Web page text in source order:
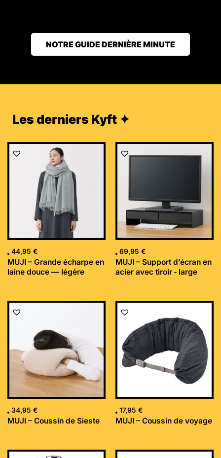
NOTRE GUIDE DERNIÈRE MINUTE
Les derniers Kyft ✦
44,95 €
MUJI – Grande écharpe en
laine douce — légère
69,95 €
MUJI – Support d’écran en
acier avec tiroir ‐ large
34,95 €
MUJI – Coussin de Sieste
17,95 €
MUJI – Coussin de voyage
Le
Le